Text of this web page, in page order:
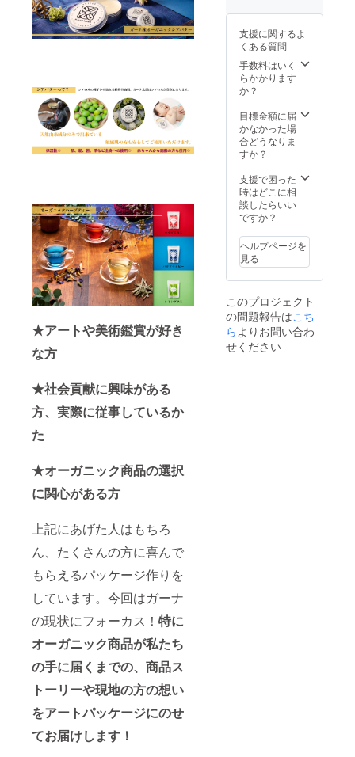
★アートや美術鑑賞が好き
な方
★社会貢献に興味がある
方、実際に従事しているか
た
★オーガニック商品の選択
に関心がある方
上記にあげた人はもちろ
ん、たくさんの方に喜んで
もらえるパッケージ作りを
しています。今回はガーナ
の現状にフォーカス！ 特に
オーガニック商品が私たち
の手に届くまでの、商品ス
トーリーや現地の方の想い
をアートパッケージにのせ
てお届けします！
す。 ・
イベン
トおよ
びクラ
ウド
ファン
果報告
レポー
トを文
送付さ
せてい
ただき
ます。
数はも
ん、ク
ラファ
のスケ
ジュー
ル、販
売総
本支援
別に、
その他
コラボ
や著作
る費用
等のご
相談を
く場合
がござ
います
ので、
じめご
了承願
いま
す。
おう
すきー
の３
作）で
す。こ
の３種
届けさ
せてい
ただき
ますの
のプラ
ンでは
シアバ
ターの
は省い
ており
ます。
ハーブ
とポス
ター
は、ご
選択い
ただけ
支援に関するよ
くある質問
手数料はいく
らかかります
か？
目標金額に届
かなかった場
合どうなりま
すか？
支援で困った
時はどこに相
談したらいい
ですか？
ヘルプページを
見る
このプロジェクト
の問題報告はこち
ら よりお問い合わ
せください